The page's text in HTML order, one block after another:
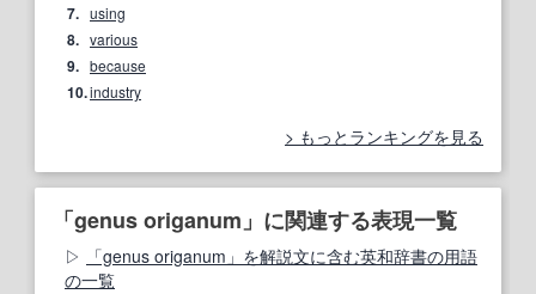
7. using
8. various
9. because
10.industry
もっとランキングを見る
「genus origanum」に関連する表現一覧
「genus origanum」を解説文に含む英和辞書の用語
の一覧